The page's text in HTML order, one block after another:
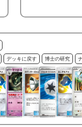
デッキに戻す 博士の研究